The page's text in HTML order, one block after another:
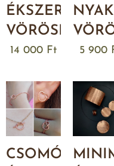
ÉKSZERSZETT
14 000 Ft 5 900
CSOMÓ